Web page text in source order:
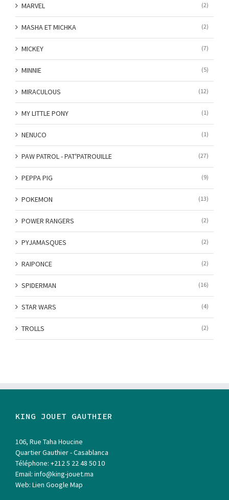
MARVEL (2)
MASHA ET MICHKA (2)
MICKEY (7)
MINNIE (5)
MIRACULOUS (12)
MY LITTLE PONY (1)
NENUCO (1)
PAW PATROL - PAT'PATROUILLE (27)
PEPPA PIG (9)
POKEMON (13)
POWER RANGERS (2)
PYJAMASQUES (2)
RAIPONCE (2)
SPIDERMAN (16)
STAR WARS (4)
TROLLS (2)
KING JOUET GAUTHIER
106, Rue Taha Houcine
Quartier Gauthier - Casablanca
Téléphone: +212 5 22 48 50 10
Email: info@king-jouet.ma
Web: Lien Google Map